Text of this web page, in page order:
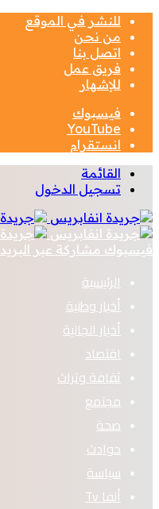
للنشر في الموقع
من نحن
اتصل بنا
فريق عمل
للإشهار
فيسبوك
‫YouTube
انستقرام
القائمة
تسجيل الدخول
فيسبوك مشاركة عبر البريد
الرئيسية
أخبار وطنية
أخبار الجالية
اقتصاد
ثقافة وتراث
مجتمع
صحة
حوادث
سياسة
أنفا Tv